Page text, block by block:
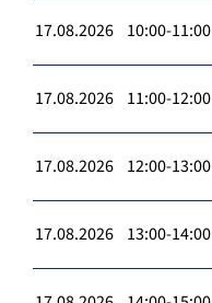
17.08.2026 10:00-11:00
17.08.2026 11:00-12:00
17.08.2026 12:00-13:00
17.08.2026 13:00-14:00